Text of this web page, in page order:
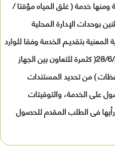
خدمة ( غلق المياه مؤقتا /
بوحدات الإدارة المحلية
بتقديـم الخدمة وفقا للوارد
بهذا النموذج الصادر بتاريخ 28/6/2007( كثمرة للتعاون بين الجهاز
) من تحديد المستندات
على الخدمة، والتوقيتات
رأيها فى الطلب المقدم للحصول